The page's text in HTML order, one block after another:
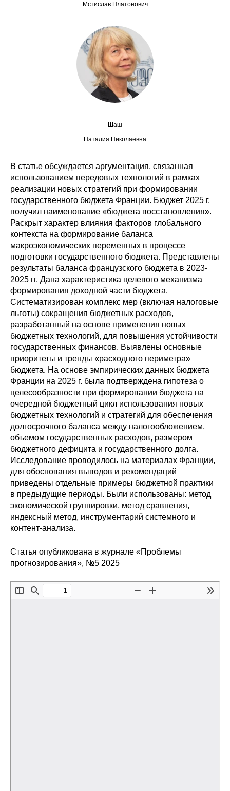
Проблемы прогнозирования
О журнале
Номера журналов
Информация для авторов
Стандарты оформления
Научные труды
О журнале
Выпуски
Редакционная этика
Информация для авторов
Общие требования
Стандарты оформления
Семинары
Энергетический семинар
Российско-французский семинар
ЦДУ
Отрасли и регионы
Inforum
Ученый совет
Материалы
О совете
Мстислав Платонович
Шаш
Наталия Николаевна
В статье обсуждается аргументация, связанная
использованием передовых технологий в рамках
реализации новых стратегий при формировании
государственного бюджета Франции. Бюджет 2025 г.
получил наименование «бюджета восстановления».
Раскрыт характер влияния факторов глобального
контекста на формирование баланса
макроэкономических переменных в процессе
подготовки государственного бюджета. Представлены
результаты баланса французского бюджета в 2023-
2025 гг. Дана характеристика целевого механизма
формирования доходной части бюджета.
Систематизирован комплекс мер (включая налоговые
льготы) сокращения бюджетных расходов,
разработанный на основе применения новых
бюджетных технологий, для повышения устойчивости
государственных финансов. Выявлены основные
приоритеты и тренды «расходного периметра»
бюджета. На основе эмпирических данных бюджета
Франции на 2025 г. была подтверждена гипотеза о
целесообразности при формировании бюджета на
очередной бюджетный цикл использования новых
бюджетных технологий и стратегий для обеспечения
долгосрочного баланса между налогообложением,
объемом государственных расходов, размером
бюджетного дефицита и государственного долга.
Исследование проводилось на материалах Франции,
для обоснования выводов и рекомендаций
приведены отдельные примеры бюджетной практики
в предыдущие периоды. Были использованы: метод
экономической группировки, метод сравнения,
индексный метод, инструментарий системного и
контент-анализа.
Статья опубликована в журнале «Проблемы
прогнозирования», №5 2025